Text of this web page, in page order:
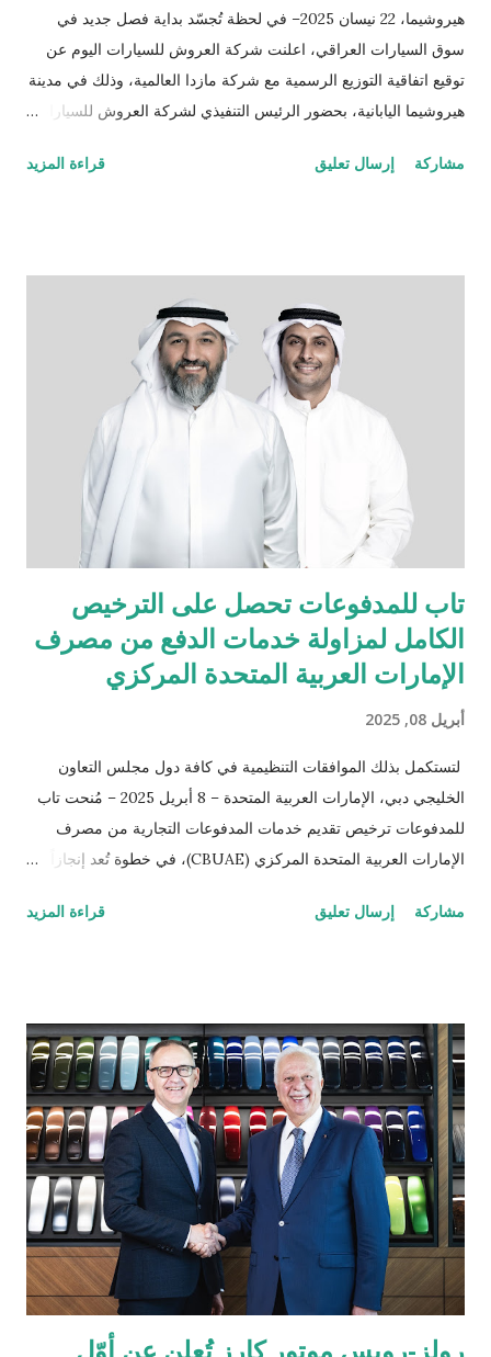
هيروشيما، 22 نيسان 2025– في لحظة تُجسّد بداية فصل جديد في
سوق السيارات العراقي، اعلنت شركة العروش للسيارات اليوم عن
توقيع اتفاقية التوزيع الرسمية مع شركة مازدا العالمية، وذلك في مدينة
هيروشيما اليابانية، بحضور الرئيس التنفيذي لشركة العروش للسيارات
للمبيعات والتسويق العالمي لشركة مازدا. وبموجب هذه الشراكة،
والاعتمادية، والمصمّمة خصيصاً لتناسب أجواء واحتياجات الشرق
الأوسط. تبدأ المرحلة الأولى بإطلاق مركزين متكاملين يشملان مبيعات
وخدمات ما بعد البيع وقطع الغيار في بغداد والسليمانية، كخطوة أولى
ضمن خطة توسّع طموحة تهدف إلى تقديم تجربة مازدا المتكاملة في
مختلف أنحاء العراق، وتشمل لاحقاً افتتاح مركزين إضافيين في أربيل
والبصرة. ولا تقتصر مهمتنا على تقديم السيارات الجديدة فحسب، بل
تشمل أيضاً خدمة مالكي سيارات مازدا الحاليين في مختلف أنحاء
مشاركة إرسال تعليق قراءة المزيد
تاب للمدفوعات تحصل على الترخيص
الكامل لمزاولة خدمات الدفع من مصرف
الإمارات العربية المتحدة المركزي
أبريل 08, 2025
لتستكمل بذلك الموافقات التنظيمية في كافة دول مجلس التعاون
الخليجي دبي، الإمارات العربية المتحدة – 8 أبريل 2025 – مُنحت تاب
للمدفوعات ترخيص تقديم خدمات المدفوعات التجارية من مصرف
الإمارات العربية المتحدة المركزي (CBUAE)، في خطوة تُعد إنجازاً
تاب للمدفوعات جميع الموافقات التنظيمية والتراخيص المطلوبة في
كلٍّ من السعودية، الكويت، قطر، البحرين، عُمان، والإمارات، تواصل
تاب للمدفوعات ترسيخ مكانتها كأحد أكثر مزوّدي خدمات الدفع ترخيصاً
والتزاماً بالامتثال التنظيمي ضمن الشركات العاملة في دول الخليج. كما
يؤكّد هذا الإنجاز دور تاب للمدفوعات في توحيد وتبسيط عمليات الدفع
الرقمي على مستوى منطقة الشرق الأوسط وشمال إفريقيا، انسجاماً
مع رؤيتها الهادفة إلى تطوير منظومة المدفوعات في المنطقة. يشهد
قطاع المدفوعات الرقمية في دولة الإمارات نمواً متسارعاً، إذ من ...
مشاركة إرسال تعليق قراءة المزيد